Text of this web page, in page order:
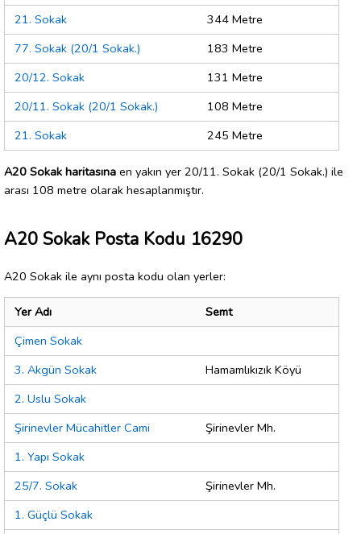
21. Sokak
344 Metre
77. Sokak (20/1 Sokak.)
183 Metre
20/12. Sokak
131 Metre
20/11. Sokak (20/1 Sokak.)
108 Metre
21. Sokak
245 Metre
A20 Sokak haritasına en yakın yer 20/11. Sokak (20/1 Sokak.) ile
arası 108 metre olarak hesaplanmıştır.
A20 Sokak Posta Kodu 16290
A20 Sokak ile aynı posta kodu olan yerler:
Yer Adı
Semt
Çimen Sokak
3. Akgün Sokak
Hamamlıkızık Köyü
2. Uslu Sokak
Şirinevler Mücahitler Cami
Şirinevler Mh.
1. Yapı Sokak
25/7. Sokak
Şirinevler Mh.
1. Güçlü Sokak